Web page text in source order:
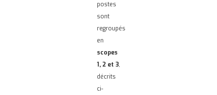
postes
sont
regroupés
en
scopes
1, 2 et 3,
décrits
ci-